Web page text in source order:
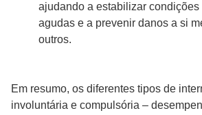
ajudando a estabilizar condições
agudas e a prevenir danos a si
outros.
Em resumo, os diferentes tipos de
involuntária e compulsória –